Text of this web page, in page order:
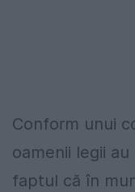
Conform unui
oamenii legii
faptul că în